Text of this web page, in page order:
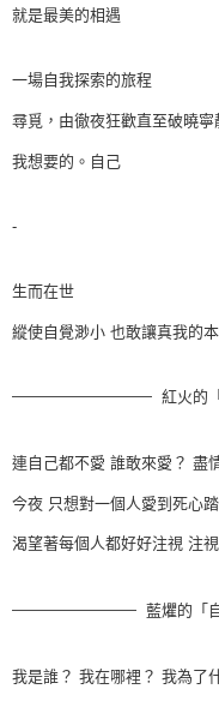
就是最美的相遇
一場自我探索的旅程
尋覓，由徹夜狂歡直至破曉寧
我想要的。自己
-
生而在世
縱使自覺渺小 也敢讓真我的
————————— 紅火的
連自己都不愛 誰敢來愛？ 盡
今夜 只想對一個人愛到死心
渴望著每個人都好好注視 注
———————— 藍爠的「
我是誰？ 我在哪裡？ 我為了